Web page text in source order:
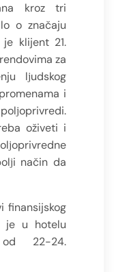
kroz tri
o značaju
klijent 21.
za
lјudskog
i
oživeti i
način da
finansijskog
je u hotelu
22-24.